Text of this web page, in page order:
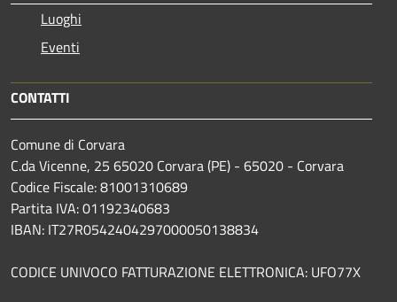
Luoghi
Eventi
CONTATTI
Comune di Corvara
C.da Vicenne, 25 65020 Corvara (PE) - 65020 - Corvara
Codice Fiscale: 81001310689
Partita IVA: 01192340683
IBAN: IT27R0542404297000050138834
CODICE UNIVOCO FATTURAZIONE ELETTRONICA: UFO77X